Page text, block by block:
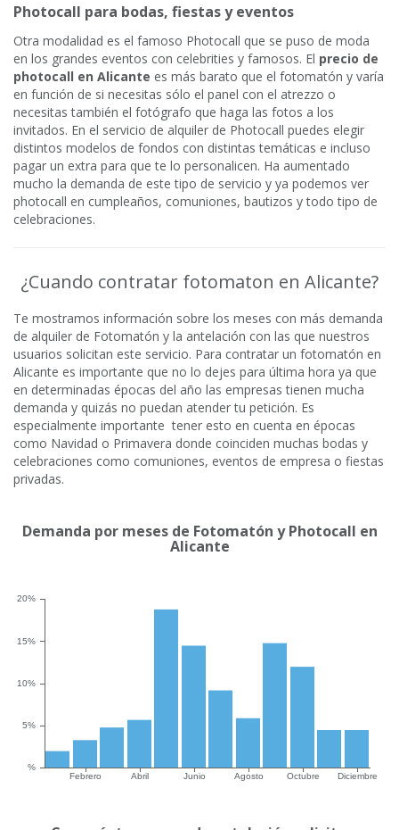
Photocall para bodas, fiestas y eventos
Otra modalidad es el famoso Photocall que se puso de moda
en los grandes eventos con celebrities y famosos. El precio de
photocall en Alicante es más barato que el fotomatón y varía
en función de si necesitas sólo el panel con el atrezzo o
necesitas también el fotógrafo que haga las fotos a los
invitados. En el servicio de alquiler de Photocall puedes elegir
distintos modelos de fondos con distintas temáticas e incluso
pagar un extra para que te lo personalicen. Ha aumentado
mucho la demanda de este tipo de servicio y ya podemos ver
photocall en cumpleaños, comuniones, bautizos y todo tipo de
celebraciones.
¿Cuando contratar fotomaton en Alicante?
Te mostramos información sobre los meses con más demanda
de alquiler de Fotomatón y la antelación con las que nuestros
usuarios solicitan este servicio. Para contratar un fotomatón en
Alicante es importante que no lo dejes para última hora ya que
en determinadas épocas del año las empresas tienen mucha
demanda y quizás no puedan atender tu petición. Es
especialmente importante tener esto en cuenta en épocas
como Navidad o Primavera donde coinciden muchas bodas y
celebraciones como comuniones, eventos de empresa o fiestas
privadas.
Demanda por meses de Fotomatón y Photocall en
Alicante